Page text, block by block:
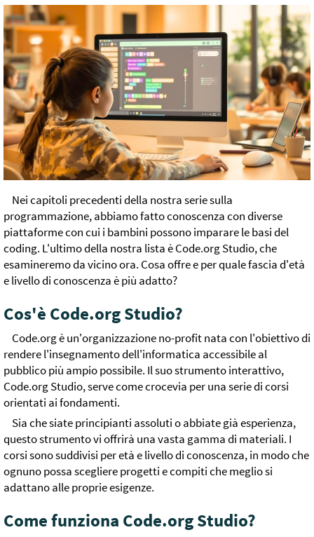
Nei capitoli precedenti della nostra serie sulla
programmazione, abbiamo fatto conoscenza con diverse
piattaforme con cui i bambini possono imparare le basi del
coding. L'ultimo della nostra lista è Code.org Studio, che
esamineremo da vicino ora. Cosa offre e per quale fascia d'età
e livello di conoscenza è più adatto?
Cos'è Code.org Studio?
Code.org è un'organizzazione no-profit nata con l'obiettivo di
rendere l'insegnamento dell'informatica accessibile al
pubblico più ampio possibile. Il suo strumento interattivo,
Code.org Studio, serve come crocevia per una serie di corsi
orientati ai fondamenti.
Sia che siate principianti assoluti o abbiate già esperienza,
questo strumento vi offrirà una vasta gamma di materiali. I
corsi sono suddivisi per età e livello di conoscenza, in modo che
ognuno possa scegliere progetti e compiti che meglio si
adattano alle proprie esigenze.
Come funziona Code.org Studio?